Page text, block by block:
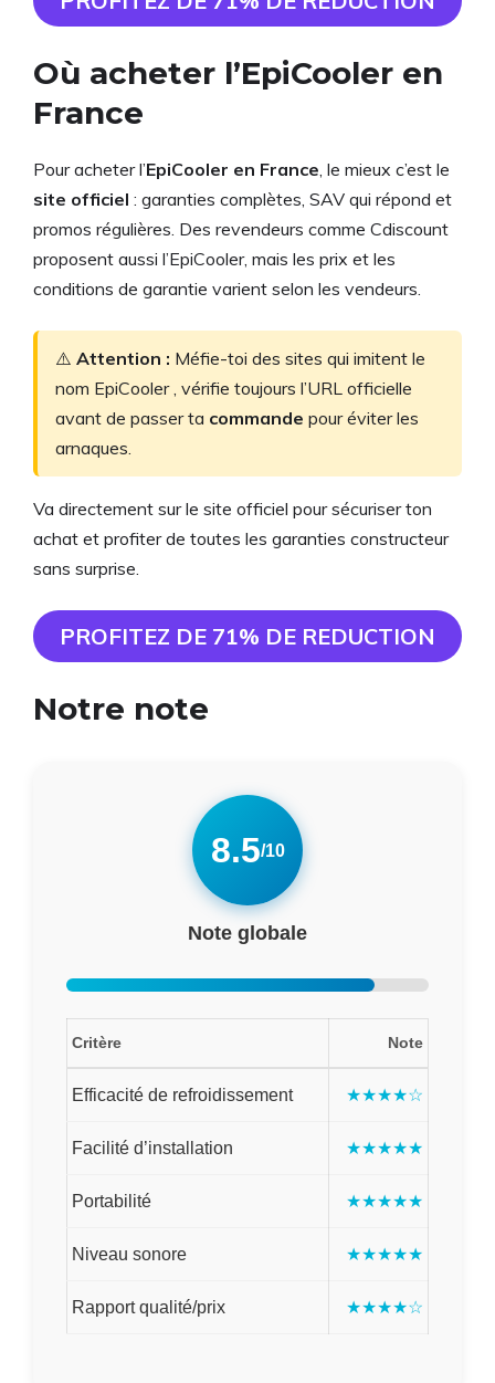
Où acheter l’EpiCooler en
France
Pour acheter l’EpiCooler en France, le mieux c’est le
site officiel : garanties complètes, SAV qui répond et
promos régulières. Des revendeurs comme Cdiscount
proposent aussi l’EpiCooler, mais les prix et les
conditions de garantie varient selon les vendeurs.
⚠️ Attention : Méfie-toi des sites qui imitent le
nom EpiCooler , vérifie toujours l’URL officielle
avant de passer ta commande pour éviter les
arnaques.
Va directement sur le site officiel pour sécuriser ton
achat et profiter de toutes les garanties constructeur
sans surprise.
PROFITEZ DE 71% DE REDUCTION
Notre note
8.5/10
Note globale
Critère Note
Efficacité de refroidissement ★★★★☆
Facilité d’installation ★★★★★
Portabilité ★★★★★
Niveau sonore ★★★★★
Rapport qualité/prix ★★★★☆